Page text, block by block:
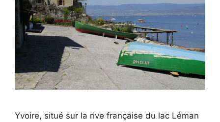
Yvoire, situé sur la rive française du lac Léman